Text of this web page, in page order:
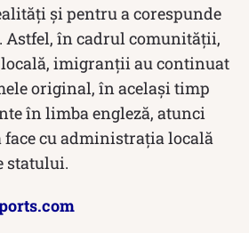
și pentru a corespunde
Astfel, în cadrul comunității,
imigranții au continuat
original, în același timp
în limba engleză, atunci
face cu administrația locală
statului.